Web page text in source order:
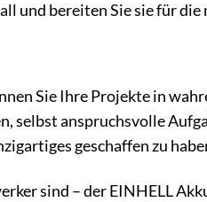
und bereiten Sie sie für die
Sie Ihre Projekte in
selbst anspruchsvolle
geschaffen zu
sind – der EINHELL